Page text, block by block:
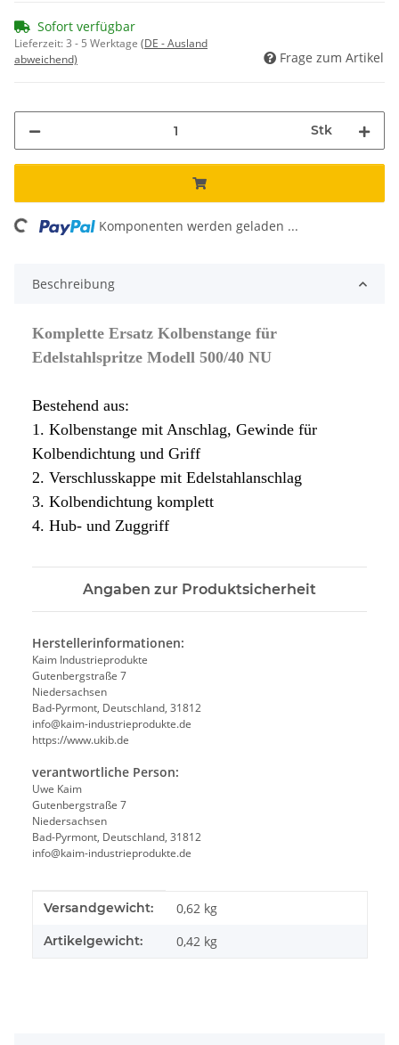
Sofort verfügbar
Lieferzeit:3 - 5 Werktage (DE - Ausland
abweichend)
Frage zum Artikel
Stk
Komponenten werden geladen ...
Beschreibung
Komplette Ersatz Kolbenstange für
Edelstahlspritze Modell 500/40 NU
Bestehend aus:
1. Kolbenstange mit Anschlag, Gewinde für
Kolbendichtung und Griff
2. Verschlusskappe mit Edelstahlanschlag
3. Kolbendichtung komplett
4. Hub- und Zuggriff
Angaben zur Produktsicherheit
Herstellerinformationen:
Kaim Industrieprodukte
Gutenbergstraße 7
Niedersachsen
Bad-Pyrmont, Deutschland, 31812
info@kaim-industrieprodukte.de
https://www.ukib.de
verantwortliche Person:
Uwe Kaim
Gutenbergstraße 7
Niedersachsen
Bad-Pyrmont, Deutschland, 31812
info@kaim-industrieprodukte.de
Produkteigenschaft
Wert
Versandgewicht: 0,62 kg
Artikelgewicht: 0,42 kg